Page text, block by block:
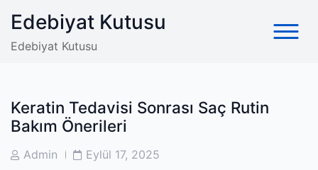
content
Edebiyat Kutusu
Edebiyat Kutusu
Keratin Tedavisi Sonrası Saç Rutin
Bakım Önerileri
PostAdmin
PostEylül 17, 2025